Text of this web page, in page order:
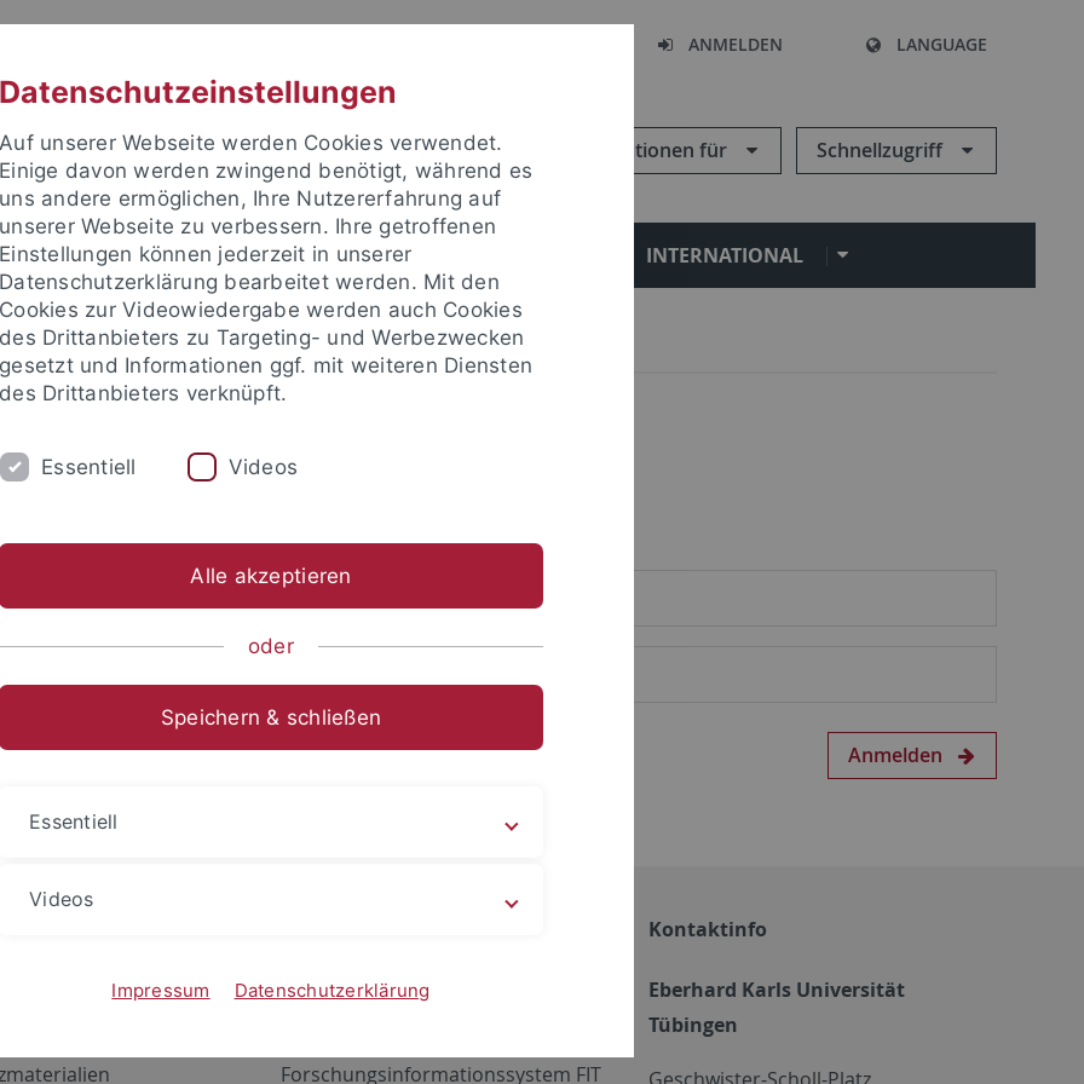
ANMELDEN LANGUAGE
Informationen für Schnellzugriff
FORSCHUNG EINRICHTUNGEN INTERNATIONAL
um sich anzumelden:
Anmelden
Netzwerk
ALMA
Forschungsinformationssystem FIT
Kontaktinfo
Eberhard Karls Universität
Tübingen
Datenschutzeinstellungen
Auf unserer Webseite werden Cookies verwendet.
Einige davon werden zwingend benötigt, während es
uns andere ermöglichen, Ihre Nutzererfahrung auf
unserer Webseite zu verbessern. Ihre getroffenen
Einstellungen können jederzeit in unserer
Datenschutzerklärung bearbeitet werden. Mit den
Cookies zur Videowiedergabe werden auch Cookies
des Drittanbieters zu Targeting- und Werbezwecken
gesetzt und Informationen ggf. mit weiteren Diensten
des Drittanbieters verknüpft.
Essentiell Videos
Alle akzeptieren
oder
Speichern & schließen
Essentiell
Videos
Impressum Datenschutzerklärung